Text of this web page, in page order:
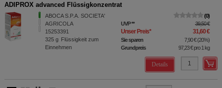
ADIPROX advanced Flüssigkonzentrat
ABOCA S.P.A. SOCIETA'
AGRICOLA
15253391
325 g Flüssigkeit zum
Einnehmen
0
UVP** 39,50 €
Unser Preis* 31,60 €
Sie sparen 7,90 €(20%)
Grundpreis
97,23 €pro 1 kg
Details